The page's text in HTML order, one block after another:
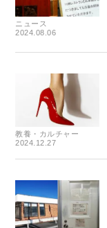
ニュース
2024.08.06
教養・カルチャー
2024.12.27